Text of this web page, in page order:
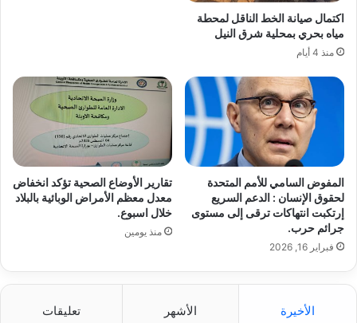
اكتمال صيانة الخط الناقل لمحطة
مياه بحري بمحلية شرق النيل
منذ 4 أيام
المفوض السامي للأمم المتحدة
لحقوق الإنسان : الدعم السريع
إرتكبت انتهاكات ترقى إلى مستوى
جرائم حرب.
فبراير 16, 2026
تقارير الأوضاع الصحية تؤكد انخفاض
معدل معظم الأمراض الوبائية بالبلاد
خلال اسبوع.
منذ يومين
الأخيرة الأشهر تعليقات